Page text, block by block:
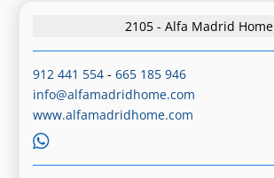
2105 - Alfa Madrid Home
912 441 554 -665 185 946
info@alfamadridhome.com
www.alfamadridhome.com